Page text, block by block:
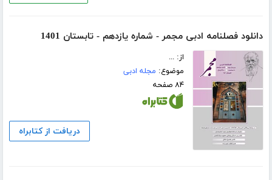
دانلود فصلنامه ادبی مجمر - شماره یازدهم - تابستان 1401
از: ...
موضوع: مجله ادبی
۸۴ صفحه
دریافت از کتابراه